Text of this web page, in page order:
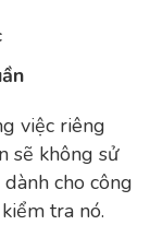
việc riêng
sẽ không sử
cho công
tra nó.